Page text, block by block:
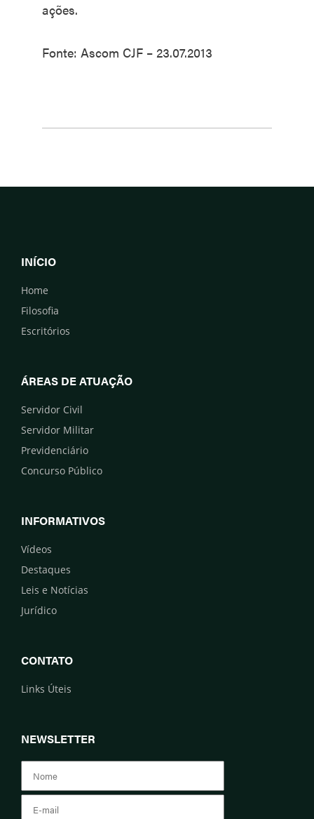
ações.
Fonte: Ascom CJF – 23.07.2013
INÍCIO
Home
Filosofia
Escritórios
ÁREAS DE ATUAÇÃO
Servidor Civil
Servidor Militar
Previdenciário
Concurso Público
INFORMATIVOS
Vídeos
Destaques
Leis e Notícias
Jurídico
CONTATO
Links Úteis
NEWSLETTER